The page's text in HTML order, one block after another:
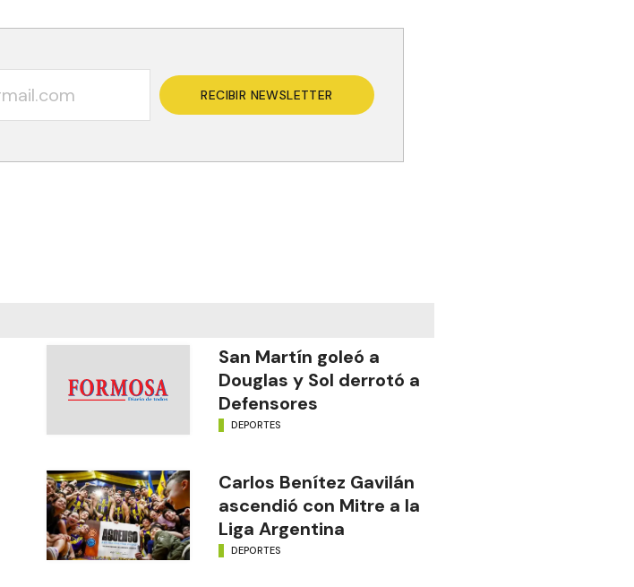
RECIBIR NEWSLETTER
San Martín goleó a
Douglas y Sol derrotó a
Defensores
DEPORTES
Carlos Benítez Gavilán
ascendió con Mitre a la
Liga Argentina
DEPORTES